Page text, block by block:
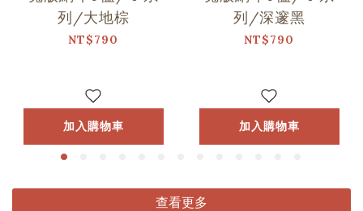
列/大地棕
NT$790
加入購物車
列/深邃黑
NT$790
加入購物車
查看更多